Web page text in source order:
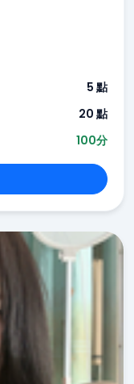
5 點
20 點
100分